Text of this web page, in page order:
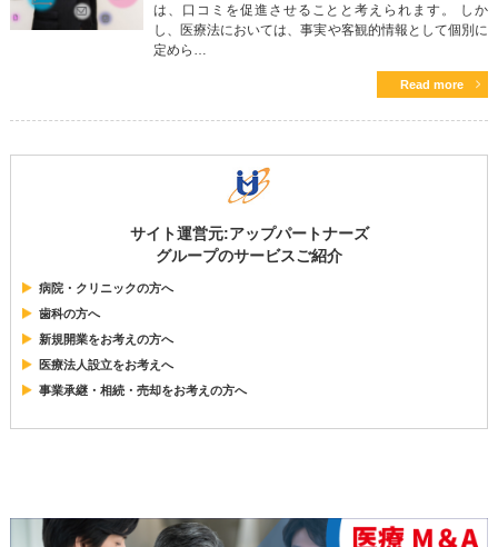
は、口コミを促進させることと考えられます。 しか
し、医療法においては、事実や客観的情報として個別に
定めら…
Read more
サイト運営元:アップパートナーズ
グループのサービスご紹介
病院・クリニックの方へ
歯科の方へ
新規開業をお考えの方へ
医療法人設立をお考えへ
事業承継・相続・売却をお考えの方へ